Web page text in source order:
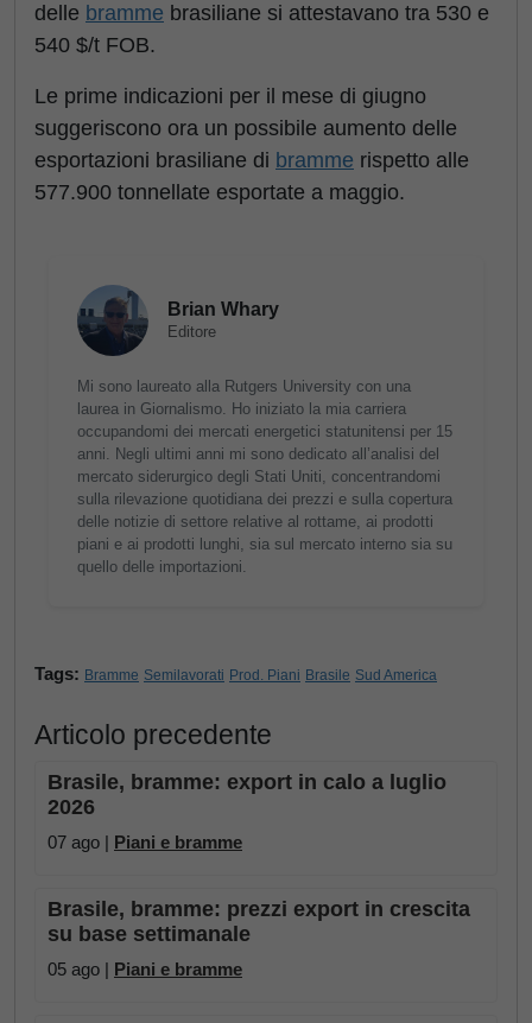
delle bramme brasiliane si attestavano tra 530 e
540 $/t FOB.
Le prime indicazioni per il mese di giugno
suggeriscono ora un possibile aumento delle
esportazioni brasiliane di bramme rispetto alle
577.900 tonnellate esportate a maggio.
Brian Whary
Editore
Mi sono laureato alla Rutgers University con una
laurea in Giornalismo. Ho iniziato la mia carriera
occupandomi dei mercati energetici statunitensi per 15
anni. Negli ultimi anni mi sono dedicato all’analisi del
mercato siderurgico degli Stati Uniti, concentrandomi
sulla rilevazione quotidiana dei prezzi e sulla copertura
delle notizie di settore relative al rottame, ai prodotti
piani e ai prodotti lunghi, sia sul mercato interno sia su
quello delle importazioni.
Tags: Bramme Semilavorati Prod. Piani Brasile Sud America
Articolo precedente
Brasile, bramme: export in calo a luglio
2026
07 ago | Piani e bramme
Brasile, bramme: prezzi export in crescita
su base settimanale
05 ago | Piani e bramme